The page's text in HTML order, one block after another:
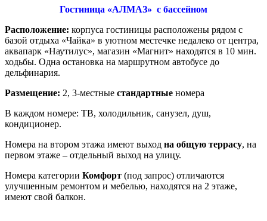
Гостиница «АЛМАЗ» с бассейном
Расположение: корпуса гостиницы расположены рядом с
базой отдыха «Чайка» в уютном местечке недалеко от центра,
аквапарк «Наутилус», магазин «Магнит» находятся в 10 мин.
ходьбы. Одна остановка на маршрутном автобусе до
дельфинария.
Размещение: 2, 3-местные стандартные номера
В каждом номере: ТВ, холодильник, санузел, душ,
кондиционер.
Номера на втором этажа имеют выход на общую террасу, на
первом этаже – отдельный выход на улицу.
Номера категории Комфорт (под запрос) отличаются
улучшенным ремонтом и мебелью, находятся на 2 этаже,
имеют свой балкон.